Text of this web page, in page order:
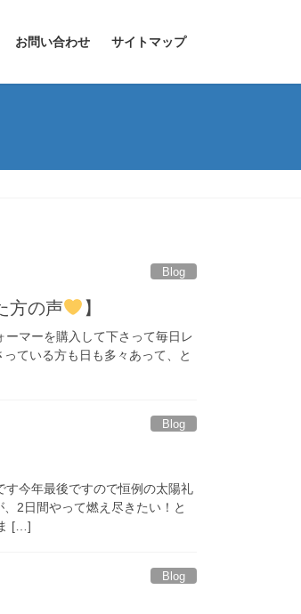
お問い合わせ サイトマップ
Blog
方の声 】
マーを購入して下さって毎日レ
ている方も日も多々あって、と
Blog
今年最後ですので恒例の太陽礼
2日間やって燃え尽きたい！と
[…]
Blog